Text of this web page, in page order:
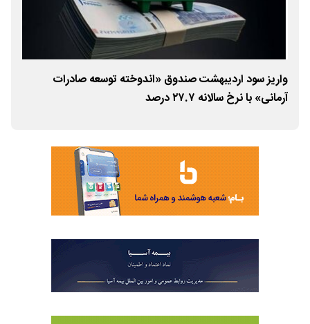
واریز سود اردیبهشت صندوق «اندوخته توسعه صادرات
آرمانی» با نرخ سالانه ۲۷.۷ درصد